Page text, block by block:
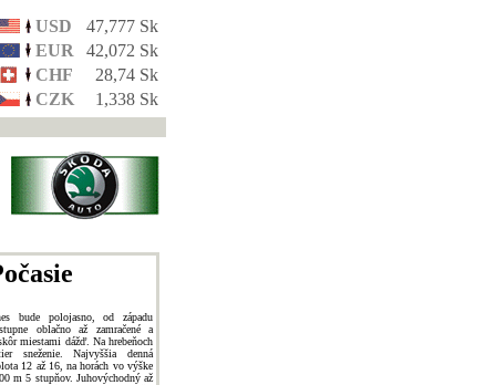
USD
47,777 Sk
EUR
42,072 Sk
CHF
28,74 Sk
CZK
1,338 Sk
bude polojasno, od západu
oblačno až zamračené a
miestami dážď. Na hrebeňoch
sneženie. Najvyššia denná
12 až 16, na horách vo výške
m 5 stupňov. Juhovýchodný až